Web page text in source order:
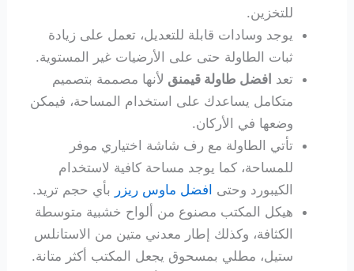
للتخزين.
يوجد وسادات قابلة للتعديل، تعمل على زيادة
ثبات الطاولة حتى على الأرضيات غير المستوية.
تعد افضل طاولة قيمنق لأنها مصممة بتصميم
متكامل يساعدك على استخدام المساحة، فيمكن
وضعها في الأركان.
تأتي الطاولة مع رف شاشة اختياري موفر
للمساحة، كما يوجد مساحة كافية لاستخدام
الكيبورد وحتى افضل ماوس ريزر بأي حجم تريد.
هيكل المكتب مصنوع من ألواح خشبية متوسطة
الكثافة، وكذلك إطار معدني متين من الاستانلس
ستيل، مطلي بمسحوق يجعل المكتب أكثر متانة.